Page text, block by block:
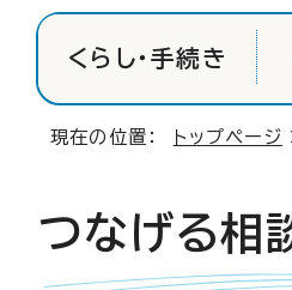
くらし・手続き
現在の位置： トップページ
つなげる相